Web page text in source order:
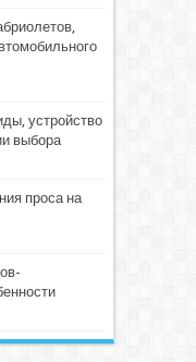
устройство
выбора
проса на